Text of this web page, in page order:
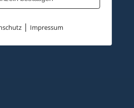
| Impressum